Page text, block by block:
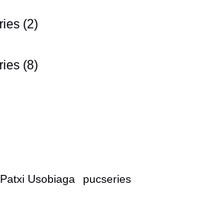
Patxi Usobiaga
pucseries